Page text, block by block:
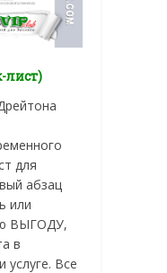
лист)
для
абзац
или
ВЫГОДУ,
в
Все